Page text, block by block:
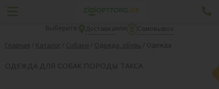
Выберите: Доставкаили
Самовывоз
Главная / Каталог / Собаки / Одежда, обувь / Одежда
ОДЕЖДА ДЛЯ СОБАК ПОРОДЫ ТАКСА